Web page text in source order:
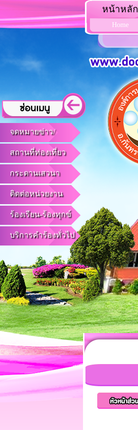
จดหมายข่าว/
สถานที่ท่องเที่ยว
กระดานเสวนา
ติดต่อหน่วยงาน
ร้องเรียน-ร้องทุกข์
บริการคำร้องทั่วไป
หน้าหลัก
Home